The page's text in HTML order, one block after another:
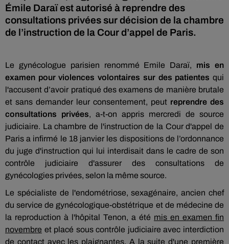
Émile Daraï est autorisé à reprendre des
consultations privées sur décision de la chambre
de l’instruction de la Cour d’appel de Paris.
Le gynécologue parisien renommé Emile Daraï, mis en
examen pour violences volontaires sur des patientes qui
l'accusent d’avoir pratiqué des examens de manière brutale
et sans demander leur consentement, peut reprendre des
consultations privées, a-t-on appris mercredi de source
judiciaire. La chambre de l'instruction de la Cour d'appel de
Paris a infirmé le 18 janvier les dispositions de l’ordonnance
du juge d'instruction qui lui interdisait dans le cadre de son
contrôle judiciaire d'assurer des consultations de
gynécologies privées, selon la même source.
Le spécialiste de l'endométriose, sexagénaire, ancien chef
du service de gynécologique-obstétrique et de médecine de
la reproduction à l'hôpital Tenon, a été mis en examen fin
novembre et placé sous contrôle judiciaire avec interdiction
de contact avec les plaignantes. A la suite d'une première